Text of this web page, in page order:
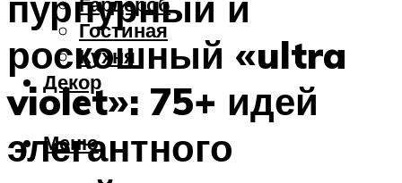
Гостиная
Кухня
Декор
Меню
роскошный «ultra
violet»: 75+ идей
элегантного